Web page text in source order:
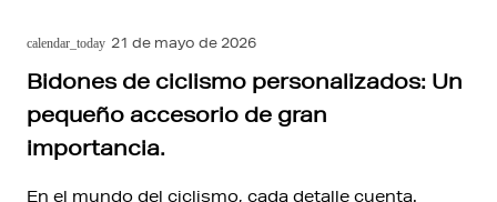
calendar_today 21 de mayo de 2026
Bidones de ciclismo personalizados: Un
pequeño accesorio de gran
importancia.
En el mundo del ciclismo, cada detalle cuenta.